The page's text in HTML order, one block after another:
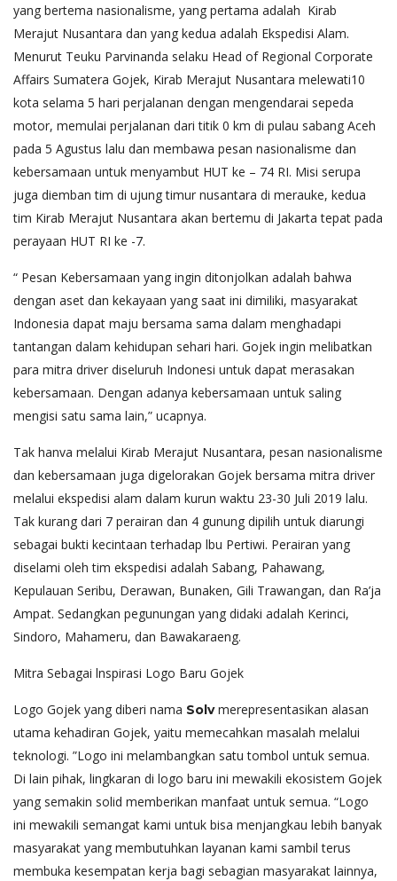
yang bertema nasionalisme, yang pertama adalah Kirab
Merajut Nusantara dan yang kedua adalah Ekspedisi Alam.
Menurut Teuku Parvinanda selaku Head of Regional Corporate
Affairs Sumatera Gojek, Kirab Merajut Nusantara melewati10
kota selama 5 hari perjalanan dengan mengendarai sepeda
motor, memulai perjalanan dari titik 0 km di pulau sabang Aceh
pada 5 Agustus lalu dan membawa pesan nasionalisme dan
kebersamaan untuk menyambut HUT ke – 74 RI. Misi serupa
juga diemban tim di ujung timur nusantara di merauke, kedua
tim Kirab Merajut Nusantara akan bertemu di Jakarta tepat pada
perayaan HUT RI ke -7.
“ Pesan Kebersamaan yang ingin ditonjolkan adalah bahwa
dengan aset dan kekayaan yang saat ini dimiliki, masyarakat
Indonesia dapat maju bersama sama dalam menghadapi
tantangan dalam kehidupan sehari hari. Gojek ingin melibatkan
para mitra driver diseluruh Indonesi untuk dapat merasakan
kebersamaan. Dengan adanya kebersamaan untuk saling
mengisi satu sama lain,” ucapnya.
Tak hanva melalui Kirab Merajut Nusantara, pesan nasionalisme
dan kebersamaan juga digelorakan Gojek bersama mitra driver
melalui ekspedisi alam dalam kurun waktu 23-30 Juli 2019 lalu.
Tak kurang dari 7 perairan dan 4 gunung dipilih untuk diarungi
sebagai bukti kecintaan terhadap lbu Pertiwi. Perairan yang
diselami oleh tim ekspedisi adalah Sabang, Pahawang,
Kepulauan Seribu, Derawan, Bunaken, Gili Trawangan, dan Ra’ja
Ampat. Sedangkan pegunungan yang didaki adalah Kerinci,
Sindoro, Mahameru, dan Bawakaraeng.
Mitra Sebagai lnspirasi Logo Baru Gojek
Logo Gojek yang diberi nama Solvmerepresentasikan alasan
utama kehadiran Gojek, yaitu memecahkan masalah melalui
teknologi. ”Logo ini melambangkan satu tombol untuk semua.
Di lain pihak, lingkaran di logo baru ini mewakili ekosistem Gojek
yang semakin solid memberikan manfaat untuk semua. “Logo
ini mewakili semangat kami untuk bisa menjangkau lebih banyak
masyarakat yang membutuhkan layanan kami sambil terus
membuka kesempatan kerja bagi sebagian masyarakat lainnya,